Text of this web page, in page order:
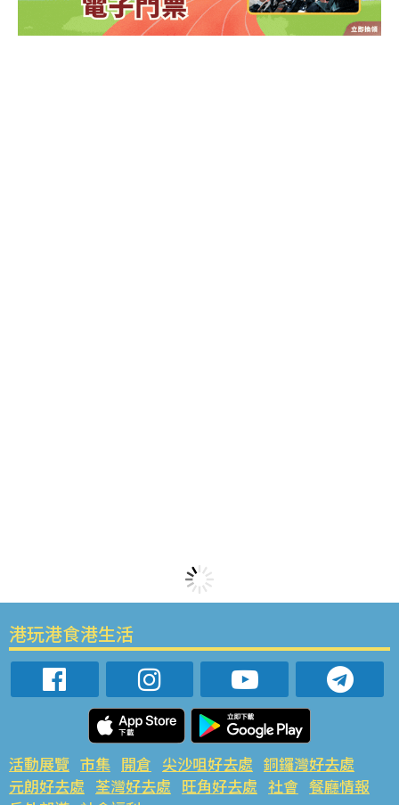
港玩港食港生活
活動展覽 市集 開倉 尖沙咀好去處 銅鑼灣好去處
元朗好去處 荃灣好去處 旺角好去處 社會 餐廳情報